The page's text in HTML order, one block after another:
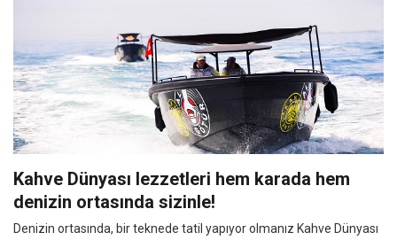
Kahve Dünyası lezzetleri hem karada hem
denizin ortasında sizinle!
Denizin ortasında, bir teknede tatil yapıyor olmanız Kahve Dünyası